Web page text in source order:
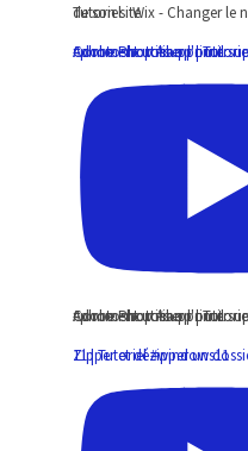
Tutoriel : Wix - Changer le nom et l'adresse de son site
Comment utiliser l'outil supprimer dans Adobe Photoshop | Tutoriel #adobe #photoshop #supprimer
Comment utiliser l'outil supprimer dans Adobe Photoshop | Tutoriel #adobe #photoshop #supprimer
Zipper et dézipper un dossier sous Windows 11 | Tutoriel #windows11